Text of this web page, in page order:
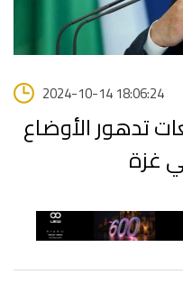
2024-10-14 18:06:24
تدهور الأوضاع
غزة